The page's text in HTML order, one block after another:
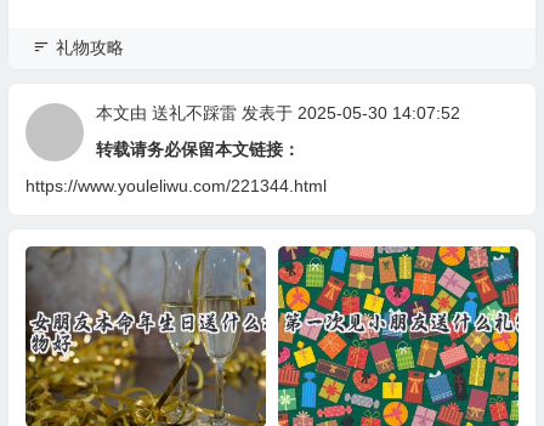
礼物攻略
本文由 送礼不踩雷发表于 2025-05-30 14:07:52
转载请务必保留本文链接：
https://www.youleliwu.com/221344.html